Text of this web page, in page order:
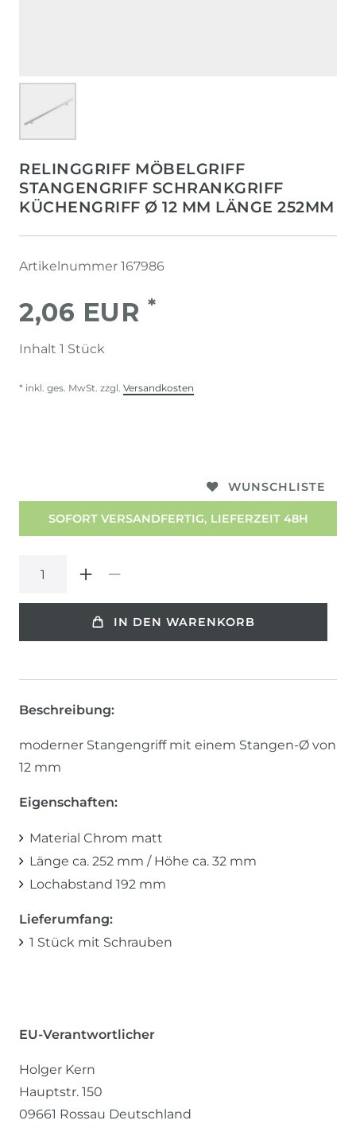
RELINGGRIFF MÖBELGRIFF
STANGENGRIFF SCHRANKGRIFF
KÜCHENGRIFF Ø 12 MM LÄNGE 252MM
Artikelnummer 167986
2,06 EUR *
Inhalt 1 Stück
* inkl. ges. MwSt. zzgl. Versandkosten
WUNSCHLISTE
SOFORT VERSANDFERTIG, LIEFERZEIT 48H
IN DEN WARENKORB
Beschreibung:
moderner Stangengriff mit einem Stangen-Ø von
12 mm
Eigenschaften:
Material Chrom matt
Länge ca. 252 mm / Höhe ca. 32 mm
Lochabstand 192 mm
Lieferumfang:
1 Stück mit Schrauben
EU-Verantwortlicher
Holger Kern
Hauptstr. 150
09661 Rossau Deutschland